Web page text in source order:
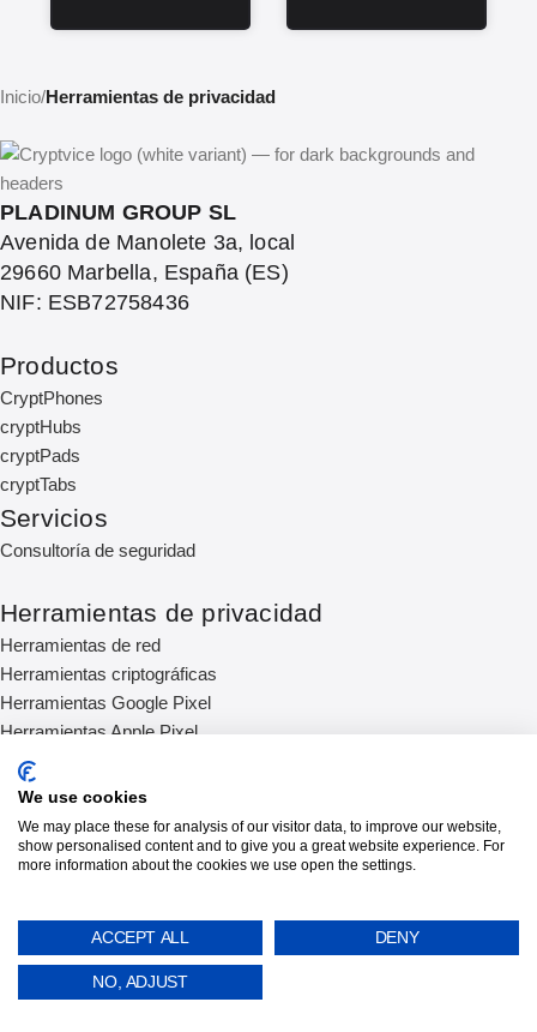
Inicio/Herramientas de privacidad
PLADINUM GROUP SL
Avenida de Manolete 3a, local
29660 Marbella, España (ES)
NIF: ESB72758436
Productos
CryptPhones
cryptHubs
cryptPads
cryptTabs
Servicios
Consultoría de seguridad
Herramientas de privacidad
Herramientas de red
Herramientas criptográficas
Herramientas Google Pixel
Herramientas Apple Pixel
Empresa
Sobre nosotros
Ayuda y apoyo
Pagos
Empleo
We use cookies
We may place these for analysis of our visitor data, to improve our website,
show personalised content and to give you a great website experience. For
more information about the cookies we use open the settings.
ACCEPT ALL DENY
NO, ADJUST